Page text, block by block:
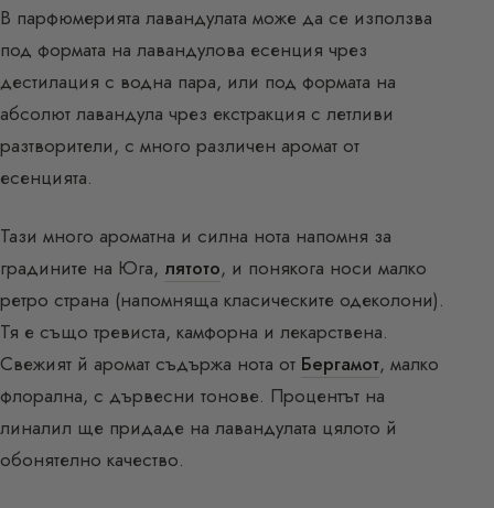
В парфюмерията лавандулата може да се използва
под формата на лавандулова есенция чрез
дестилация с водна пара, или под формата на
абсолют лавандула чрез екстракция с летливи
разтворители, с много различен аромат от
есенцията.
Тази много ароматна и силна нота напомня за
градините на Юга, лятото, и понякога носи малко
ретро страна (напомняща класическите одеколони).
Тя е също тревиста, камфорна и лекарствена.
Свежият й аромат съдържа нота от Бергамот, малко
флорална, с дървесни тонове. Процентът на
линалил ще придаде на лавандулата цялото й
обонятелно качество.